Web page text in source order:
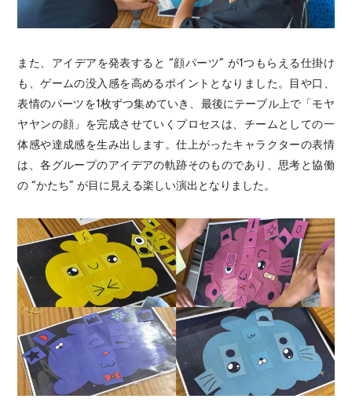
また、アイデアを発表すると “顔パーツ” が1つもらえる仕掛け
も、ゲームの没入感を高めるポイントとなりました。目や口、
表情のパーツを1枚ずつ集めていき、最後にテーブル上で「モヤ
ヤヤンの顔」を完成させていくプロセスは、チームとしての一
体感や達成感を生み出します。仕上がったキャラクターの表情
は、各グループのアイデアの軌跡そのものであり、思考と協働
の “かたち” が目に見える楽しい演出となりました。